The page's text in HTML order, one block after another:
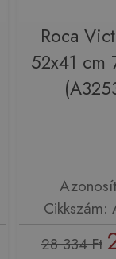
Roca
52x41 cm
28 334 Ft